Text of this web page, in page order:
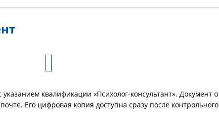
квалификации «Психолог-консультант». Документ о
Его цифровая копия доступна сразу после контрольного